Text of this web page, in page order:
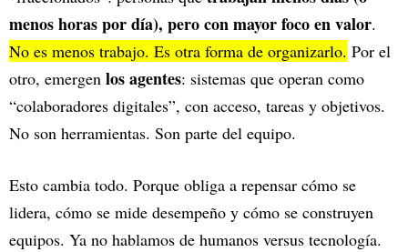
menos horas por día), pero con mayor foco en valor.
No es menos trabajo. Es otra forma de organizarlo. Por el
otro, emergen los agentes: sistemas que operan como
“colaboradores digitales”, con acceso, tareas y objetivos.
No son herramientas. Son parte del equipo.
Esto cambia todo. Porque obliga a repensar cómo se
lidera, cómo se mide desempeño y cómo se construyen
equipos. Ya no hablamos de humanos versus tecnología.